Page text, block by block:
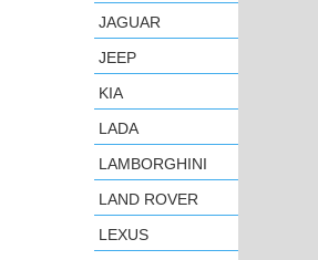
JAGUAR
JEEP
KIA
LADA
LAMBORGHINI
LAND ROVER
LEXUS